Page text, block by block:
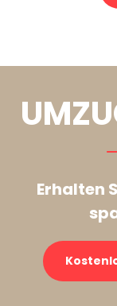
Erhalten